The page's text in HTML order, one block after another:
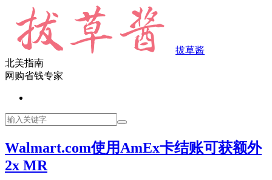
拔草酱
北美指南
网购省钱专家
Walmart.com使用AmEx卡结账可获额外
2x MR